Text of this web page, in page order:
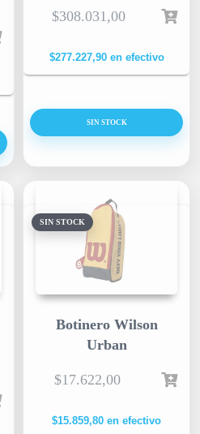
$308.031,00
$277.227,90en efectivo
SIN STOCK
SIN STOCK
Botinero Wilson
Urban
$17.622,00
$15.859,80 en efectivo